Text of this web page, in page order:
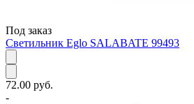
Под заказ
Светильник Eglo SALABATE 99493
72.00 руб.
-